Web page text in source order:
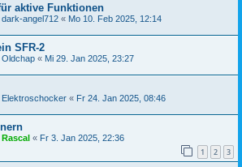
aktive Funktionen
dark-angel712 « Mo 10. Feb 2025, 12:14
SFR-2
Oldchap « Mi 29. Jan 2025, 23:27
Elektroschocker « Fr 24. Jan 2025, 08:46
Rascal « Fr 3. Jan 2025, 22:36
1 2 3